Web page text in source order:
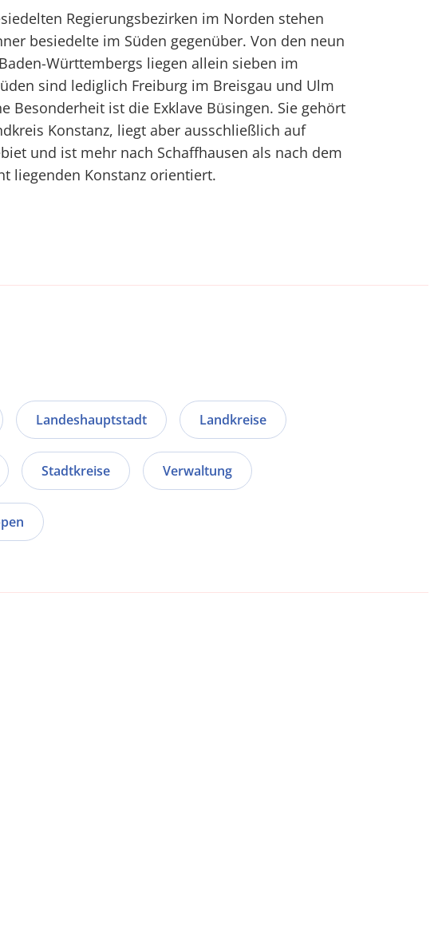
Regierungsbezirken im Norden stehen
besiedelte im Süden gegenüber. Von den neun
Württembergs liegen allein sieben im
sind lediglich Freiburg im Breisgau und Ulm
Besonderheit ist die Exklave Büsingen. Sie gehört
Konstanz, liegt aber ausschließlich auf
und ist mehr nach Schaffhausen als nach dem
liegenden Konstanz orientiert.
Landeshauptstadt Landkreise
Stadtkreise Verwaltung